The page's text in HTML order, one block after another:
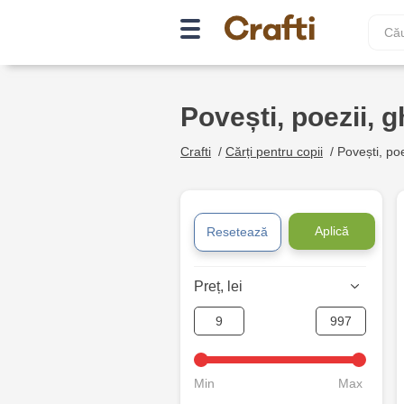
Povești, poezii,
Crafti / Cărți pentru copii / Povești,
Resetează Aplică
Preț, lei
Min Max